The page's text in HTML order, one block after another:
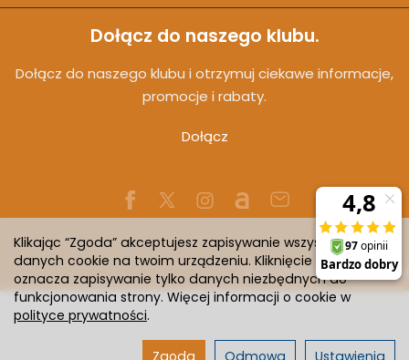
Dołącz do naszego klubu.
Dołącz do naszego klubu i otrzymuj ciekawe informacje,
promocje i rabaty.
Dołącz
Sklep internetowy SOTESHOP AI
Klikając “Zgoda” akceptujesz zapisywanie wszystkich
danych cookie na twoim urządzeniu. Kliknięcie “Odmowa”
oznacza zapisywanie tylko danych niezbędnych do
funkcjonowania strony. Więcej informacji o cookie w
polityce prywatności.
Ustawienia
Odmowa
Zgoda